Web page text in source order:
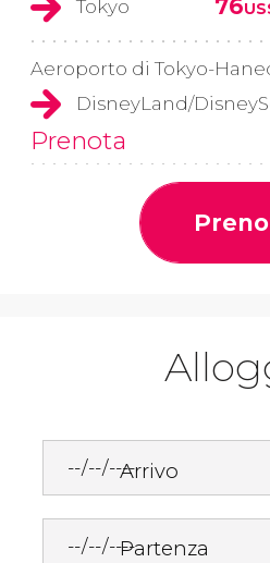
Tokyo
76
Aeroporto di Tokyo-
DisneyLand/
Prenota
Arrivo
Partenza